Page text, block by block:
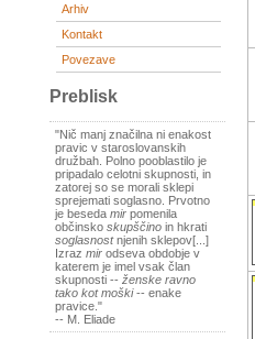
Arhiv
Kontakt
Povezave
Preblisk
"Nič manj značilna ni enakost
pravic v staroslovanskih
družbah. Polno pooblastilo je
pripadalo celotni skupnosti, in
zatorej so se morali sklepi
sprejemati soglasno. Prvotno
je beseda mir pomenila
občinsko skupščino in hkrati
soglasnostnjenih sklepov[...]
Izraz mir odseva obdobje v
katerem je imel vsak član
skupnosti -- ženske ravno
tako kot moški-- enake
pravice."
-- M. Eliade